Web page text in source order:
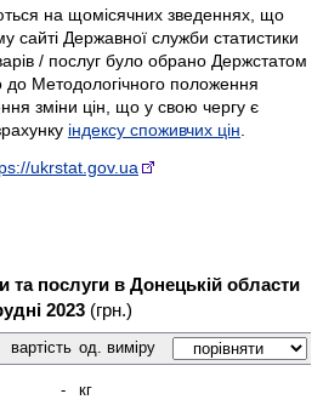
на щомісячних зведеннях, що
сайті Державної служби статистики
/ послуг було обрано Держстатом
до Методологічного положення
зміни цін, що у свою чергу є
індексу споживчих цін
ukrstat.gov.ua
та послуги в Донецькій области
2023 (грн.)
вартість од. виміру
- кг